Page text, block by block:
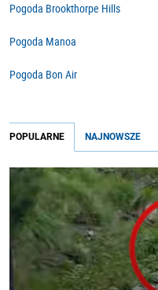
Pogoda Brookthorpe Hills
Pogoda Manoa
Pogoda Bon Air
POPULARNE NAJNOWSZE